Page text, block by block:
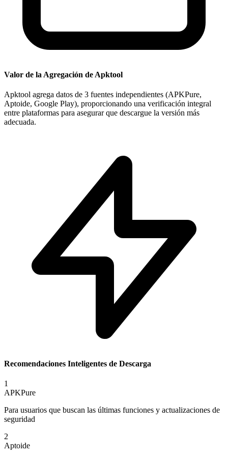
Valor de la Agregación de Apktool
Apktool agrega datos de 3 fuentes independientes (APKPure,
Aptoide, Google Play), proporcionando una verificación integral
entre plataformas para asegurar que descargue la versión más
adecuada.
Recomendaciones Inteligentes de Descarga
1
APKPure
Para usuarios que buscan las últimas funciones y actualizaciones de
seguridad
2
Aptoide